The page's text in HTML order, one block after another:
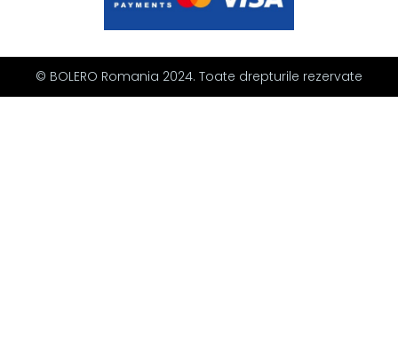
© BOLERO Romania 2024. Toate drepturile rezervate